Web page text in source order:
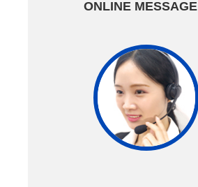
ONLINE MESSAGE